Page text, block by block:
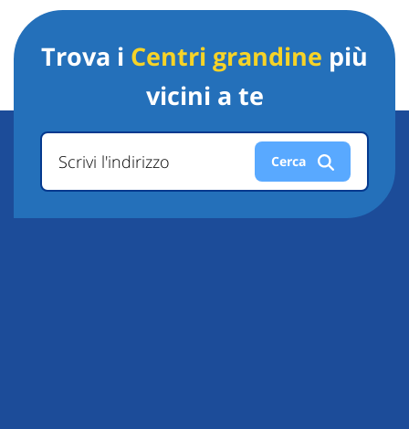
Trova i Centri grandine più
vicini a te
Scrivi l'indirizzo Cerca